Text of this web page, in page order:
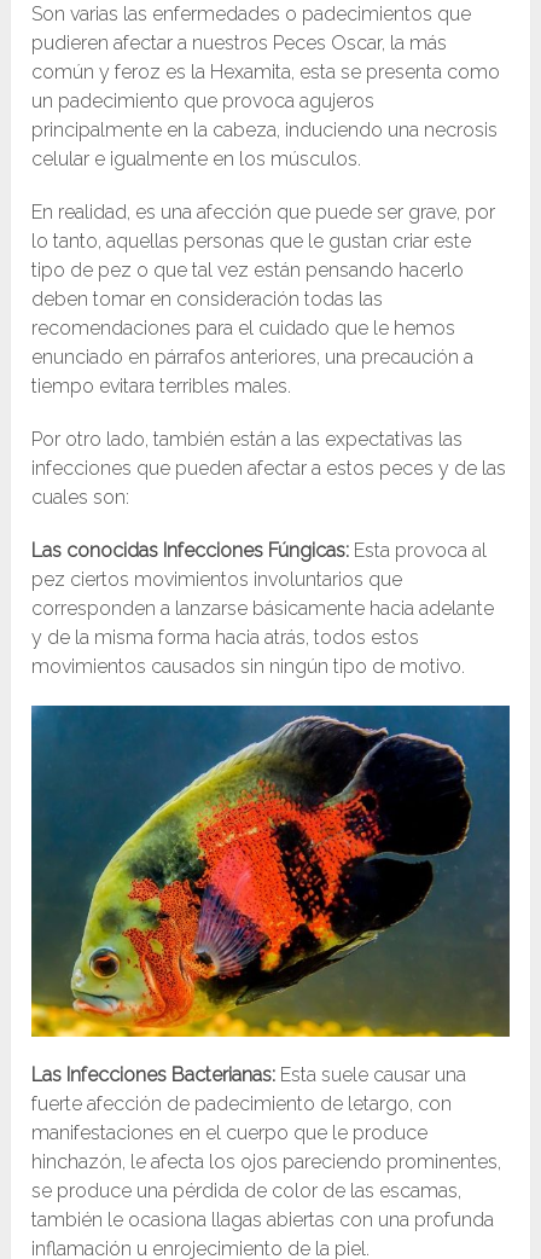
Son varias las enfermedades o padecimientos que
pudieren afectar a nuestros Peces Oscar, la más
común y feroz es la Hexamita, esta se presenta como
un padecimiento que provoca agujeros
principalmente en la cabeza, induciendo una necrosis
celular e igualmente en los músculos.
En realidad, es una afección que puede ser grave, por
lo tanto, aquellas personas que le gustan criar este
tipo de pez o que tal vez están pensando hacerlo
deben tomar en consideración todas las
recomendaciones para el cuidado que le hemos
enunciado en párrafos anteriores, una precaución a
tiempo evitara terribles males.
Por otro lado, también están a las expectativas las
infecciones que pueden afectar a estos peces y de las
cuales son:
Las conocidas Infecciones Fúngicas: Esta provoca al
pez ciertos movimientos involuntarios que
corresponden a lanzarse básicamente hacia adelante
y de la misma forma hacia atrás, todos estos
movimientos causados sin ningún tipo de motivo.
Las Infecciones Bacterianas: Esta suele causar una
fuerte afección de padecimiento de letargo, con
manifestaciones en el cuerpo que le produce
hinchazón, le afecta los ojos pareciendo prominentes,
se produce una pérdida de color de las escamas,
también le ocasiona llagas abiertas con una profunda
inflamación u enrojecimiento de la piel.